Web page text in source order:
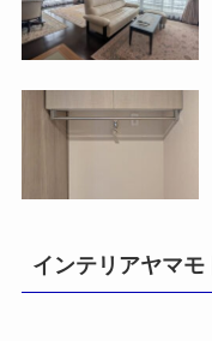
インテリアヤマ